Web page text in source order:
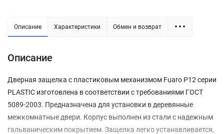
Описание Характеристики Обмен и возврат
Описание
Дверная защелка с пластиковым механизмом Fuaro P12 серии
PLASTIC изготовлена в соответствии с требованиями ГОСТ
5089-2003. Предназначена для установки в деревянные
межкомнатные двери. Корпус выполнен из стали с надежным
гальваническим покрытием. Защелка легко устанавливается,